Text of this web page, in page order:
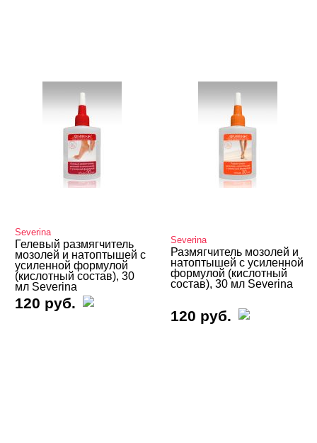
Распродажа
Дизайн ногтей
Инструменты
Лаки для ногтей
Пилки, блоки
Уход
Наборы для лечения ногтей
Средства для кутикулы
Severina
Гелевый размягчитель
мозолей и натоптышей с
усиленной формулой
(кислотный состав), 30
мл Severina
120 руб.
Severina
Размягчитель мозолей и
натоптышей с усиленной
формулой (кислотный
состав), 30 мл Severina
120 руб.